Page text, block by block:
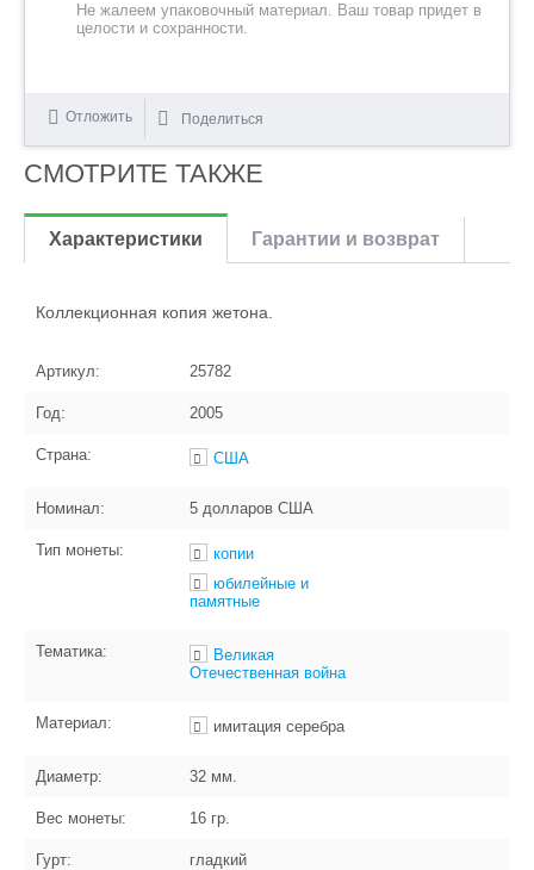
Не жалеем упаковочный материал. Ваш товар придет в
целости и сохранности.
Отложить Поделиться
СМОТРИТЕ ТАКЖЕ
Характеристики Гарантии и возврат
Коллекционная копия жетона.
Артикул: 25782
Год: 2005
Страна: США
Номинал: 5 долларов США
Тип монеты:
копии
юбилейные и
памятные
Тематика:
Великая
Отечественная война
Материал: имитация серебра
Диаметр: 32 мм.
Вес монеты: 16 гр.
Гурт: гладкий